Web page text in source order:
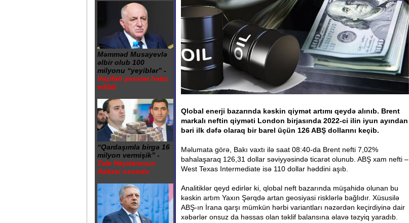
Məmməd Musayevlə
əlbir olub 100
milyonu “yeyiblər” -
Vəzifəli şəxslər həbs
edildi
“Qardaşımla birgə 16
milyon vermişik” -
Tale Heydərovun
ifadəsi oxundu
Qlobal enerji bazarında kəskin qiymət artımı qeydə alınıb. Brent
markalı neftin qiyməti London birjasında 2022-ci ilin iyun ayından
bəri ilk dəfə olaraq bir barel üçün 126 ABŞ dollarını keçib.
Məlumata görə, Bakı vaxtı ilə saat 08:40-da Brent nefti 7,02%
bahalaşaraq 126,31 dollar səviyyəsində ticarət olunub. ABŞ xam nefti –
West Texas Intermediate isə 110 dollar həddini aşıb.
Analitiklər qeyd edirlər ki, qlobal neft bazarında müşahidə olunan bu
kəskin artım Yaxın Şərqdə artan geosiyasi risklərlə bağlıdır. Xüsusilə
ABŞ-ın İrana qarşı mümkün hərbi variantları nəzərdən keçirdiyinə dair
xəbərlər onsuz da həssas olan təklif balansına əlavə təzyiq yaradıb.